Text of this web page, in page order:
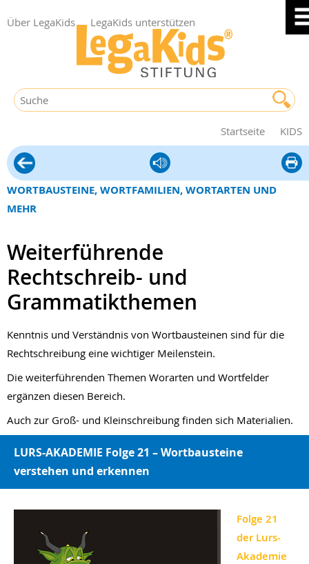
Über LegaKids LegaKids unterstützen
Startseite KIDS
Lernmaterialien
diese
Seite
WORTBAUSTEINE, WORTFAMILIEN, WORTARTEN UND
MEHR
Weiterführende
Rechtschreib- und
Grammatikthemen
Kenntnis und Verständnis von Wortbausteinen sind für die
Rechtschreibung eine wichtiger Meilenstein.
Die weiterführenden Themen Worarten und Wortfelder
ergänzen diesen Bereich.
Auch zur Groß- und Kleinschreibung finden sich Materialien.
LURS-AKADEMIE Folge 21 – Wortbausteine
verstehen und erkennen
Folge 21
der Lurs-
Akademie